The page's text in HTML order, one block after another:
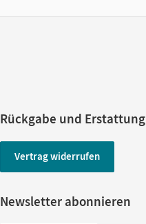
Rückgabe und Erstattung
Vertrag widerrufen
Newsletter abonnieren